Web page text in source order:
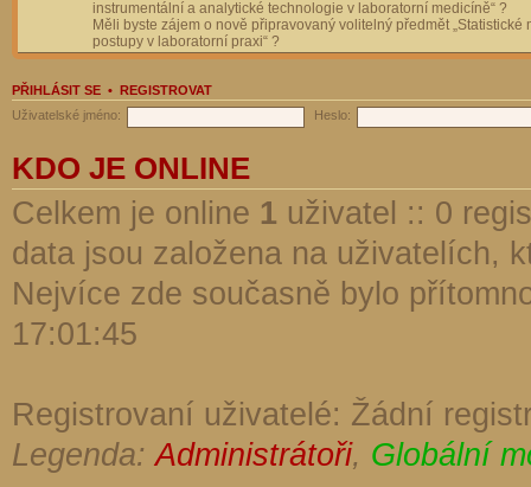
instrumentální a analytické technologie v laboratorní medicíně“ ?
Měli byste zájem o nově připravovaný volitelný předmět „Statistické
postupy v laboratorní praxi“ ?
PŘIHLÁSIT SE • REGISTROVAT
Uživatelské jméno:
Heslo:
KDO JE ONLINE
Celkem je online 1 uživatel :: 0
data jsou založena na uživatelích,
Nejvíce zde současně bylo
17:01:45
Registrovaní uživatelé: Žádní
Legenda:Administrátoři, Globální